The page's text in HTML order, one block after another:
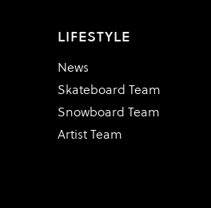
LIFESTYLE
News
Skateboard Team
Snowboard Team
Artist Team